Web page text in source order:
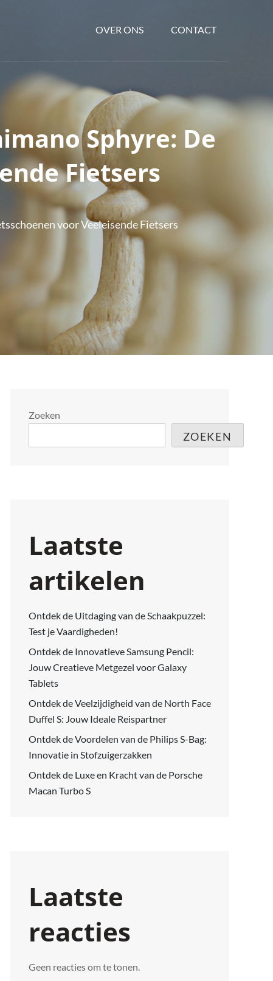
OVER ONS CONTACT
Sphyre: De
Fietsers
voor Veeleisende Fietsers
Zoeken
ZOEKEN
Laatste
artikelen
Ontdek de Uitdaging van de Schaakpuzzel:
Test je Vaardigheden!
Ontdek de Innovatieve Samsung Pencil:
Jouw Creatieve Metgezel voor Galaxy
Tablets
Ontdek de Veelzijdigheid van de North Face
Duffel S: Jouw Ideale Reispartner
Ontdek de Voordelen van de Philips S-Bag:
Innovatie in Stofzuigerzakken
Ontdek de Luxe en Kracht van de Porsche
Macan Turbo S
Laatste
reacties
Geen reacties om te tonen.